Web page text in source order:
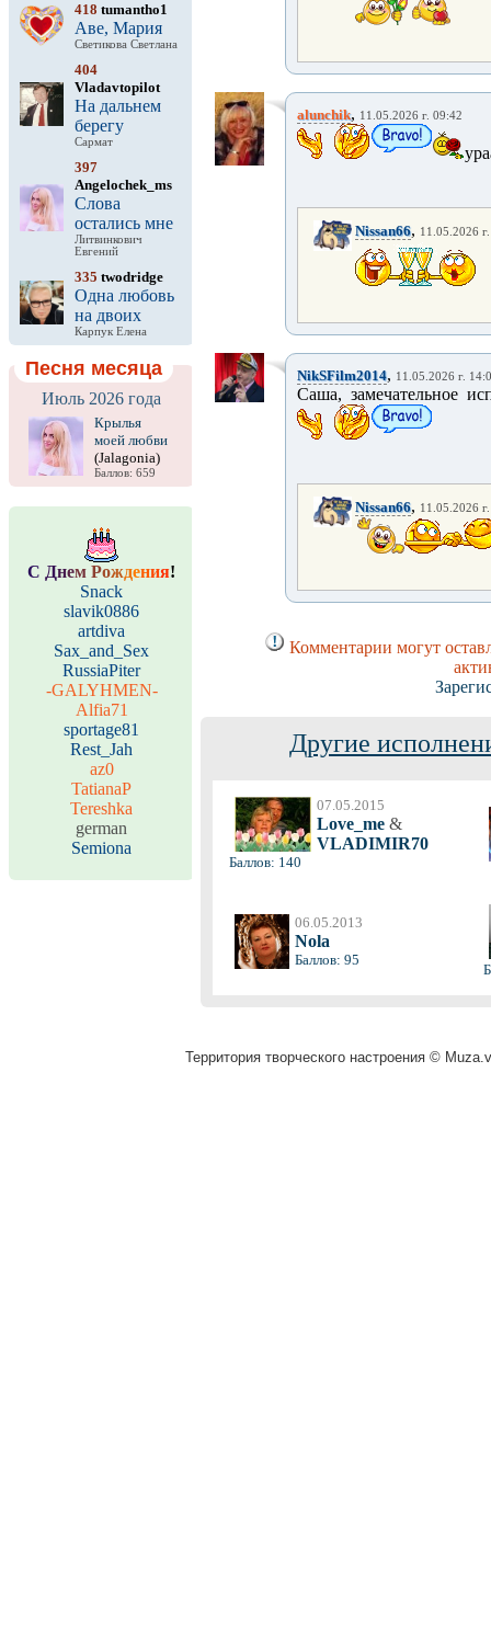
418 tumantho1
Аве, Мария
Светикова Светлана
404
Vladavtopilot
На дальнем
берегу
Сармат
397
Angelochek_ms
Слова
остались мне
Литвинкович
Евгений
335 twodridge
Одна любовь
на двоих
Карпук Елена
Песня месяца
Июль 2026 года
Крылья
моей любви
(Jalagonia)
Баллов: 659
С Днем Рождения!
Snack
slavik0886
artdiva
Sax_and_Sex
RussiaPiter
-GALYHMEN-
Alfia71
sportage81
Rest_Jah
az0
TatianaP
Tereshka
german
Semiona
alunchik, 11.05.2026 г. 09:42
Nissan66, 11.05.2026
NikSFilm2014, 11.05.2026 г.
Саша, замечательное
Nissan66, 11.05.2026
Комментарии могут
Другие
07.05.2015
Love_me &
VLADIMIR70
Баллов: 140
06.05.2013
Nola
Баллов: 95
Территория творческого настроения ©